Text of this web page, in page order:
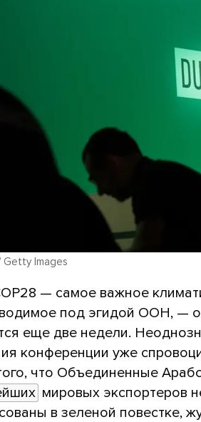
Getty Images
— самое важное
под эгидой ООН, —
еще две недели.
конференции уже
что Объединенные
мировых экспортеров
в зеленой повестке,